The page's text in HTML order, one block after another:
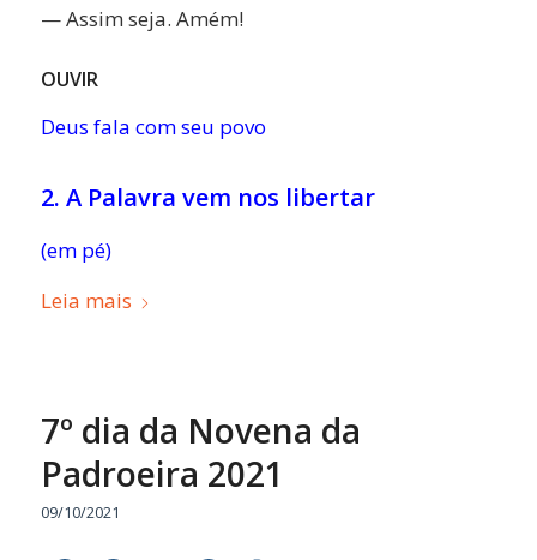
— Assim seja. Amém!
OUVIR
Deus fala com seu povo
2. A Palavra vem nos libertar
(em pé)
Leia mais
7º dia da Novena da
Padroeira 2021
09/10/2021